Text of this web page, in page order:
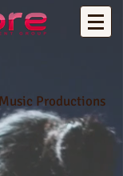
Music Productions